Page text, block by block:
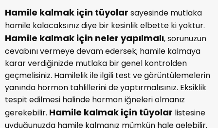
düzelttirin.
Hamile kalmak için tüyolarsayesinde mutlaka
hamile kalacaksınız diye bir kesinlik elbette ki yoktur.
Hamile kalmak için neler yapılmalı, sorunuzun
cevabını vermeye devam edersek; hamile kalmaya
karar verdiğinizde mutlaka bir genel kontrolden
geçmelisiniz. Hamilelik ile ilgili test ve görüntülemelerin
yanında hormon tahlillerini de yaptırmalısınız. Eksiklik
tespit edilmesi halinde hormon iğneleri olmanız